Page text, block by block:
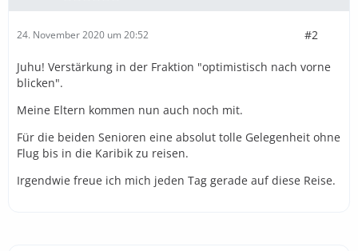
24. November 2020 um 20:52 #2
Juhu! Verstärkung in der Fraktion "optimistisch nach vorne
blicken".
Meine Eltern kommen nun auch noch mit.
Für die beiden Senioren eine absolut tolle Gelegenheit ohne
Flug bis in die Karibik zu reisen.
Irgendwie freue ich mich jeden Tag gerade auf diese Reise.